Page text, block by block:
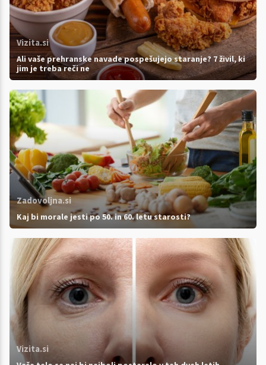
Vizita.si
Ali vaše prehranske navade pospešujejo staranje? 7 živil, ki
jim je treba reči ne
Zadovoljna.si
Kaj bi morale jesti po 50. in 60. letu starosti?
Vizita.si